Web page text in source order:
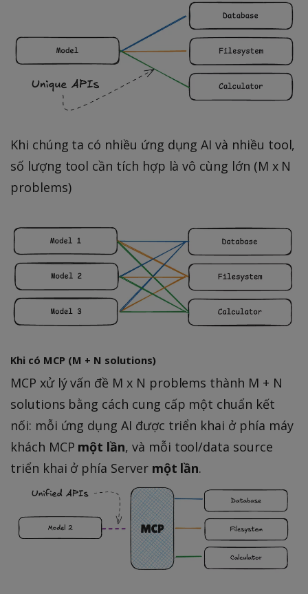
Khi chúng ta có nhiều ứng dụng AI và nhiều tool,
số lượng tool cần tích hợp là vô cùng lớn (M x N
problems)
Khi có MCP (M + N solutions)
MCP xử lý vấn đề M x N problems thành M + N
solutions bằng cách cung cấp một chuẩn kết
nối: mỗi ứng dụng AI được triển khai ở phía máy
khách MCP một lần, và mỗi tool/data source
triển khai ở phía Server một lần.